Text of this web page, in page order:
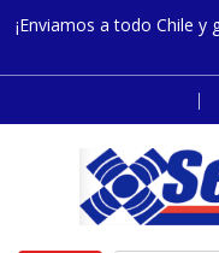
¡Enviamos a todo Chile y
|